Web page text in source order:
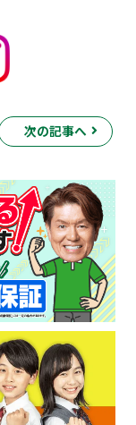
次の記事へ